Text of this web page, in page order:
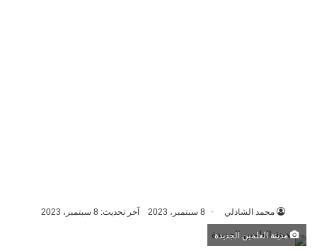
محمد الشاذلي 8 سبتمبر، 2023 آخر تحديث: 8 سبتمبر، 2023
مدينة العلمين الجديدة